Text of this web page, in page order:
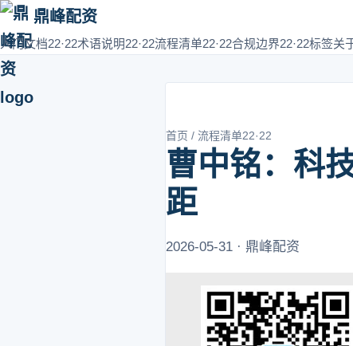
鼎峰配资
入门文档22·22术语说明22·22流程清单22·22合规边界22·22标签关
首页 / 流程清单22·22
曹中铭：科
距
2026-05-31 · 鼎峰配资